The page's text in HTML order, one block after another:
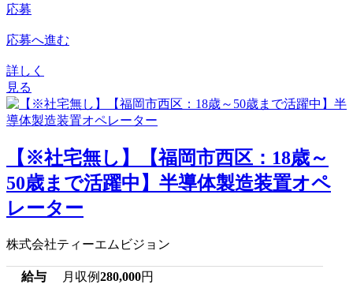
応募
応募へ進む
詳しく
見る
【※社宅無し】【福岡市西区：18歳～
50歳まで活躍中】半導体製造装置オペ
レーター
株式会社ティーエムビジョン
給与 月収例280,000円